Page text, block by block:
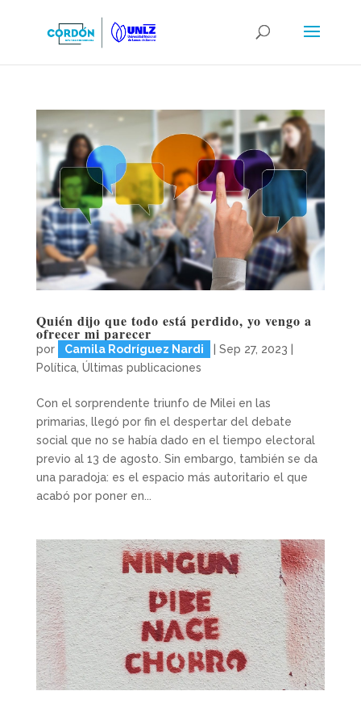
Quién dijo que todo está perdido, yo vengo a
ofrecer mi parecer
por Camila Rodríguez Nardi Sep 27, 2023
Política, Últimas publicaciones
Con el sorprendente triunfo de Milei en las
primarias, llegó por fin el despertar del debate
social que no se había dado en el tiempo electoral
previo al 13 de agosto. Sin embargo, también se da
una paradoja: es el espacio más autoritario el que
acabó por poner en...